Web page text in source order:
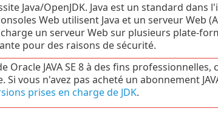
Java/OpenJDK. Java est un standard
Web utilisent Java et un serveur Web
un serveur Web sur plusieurs plate-
pour des raisons de sécurité.
JAVA SE 8 à des fins
vous n'avez pas acheté un abonnement
prises en charge de JDK.